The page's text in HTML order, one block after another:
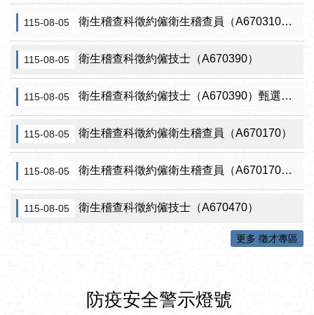
115-08-05 衛生稽查科徵約僱衛生稽查員（A670310）（需具原住民證明）
115-08-05 衛生稽查科徵約僱技士（A670390）
115-08-05 衛生稽查科徵約僱技士（A670390）甄選結果從缺
115-08-05 衛生稽查科徵約僱衛生稽查員（A670170）
115-08-05 衛生稽查科徵約僱衛生稽查員（A670170）甄選結果從缺
115-08-05 衛生稽查科徵約僱技士（A670470）
更多 徵才專區
防疫安全警示燈號